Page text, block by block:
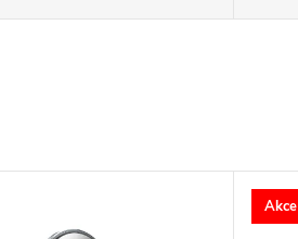
Akce